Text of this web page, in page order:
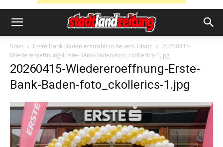
Start Erste Bank Baden erstrahlt in neuem Glanz
20260415-
Wiedereroeffnung-Erste-Bank-Baden-foto_ckollerics-1.jpg
20260415-Wiedereroeffnung-Erste-
Bank-Baden-foto_ckollerics-1.jpg